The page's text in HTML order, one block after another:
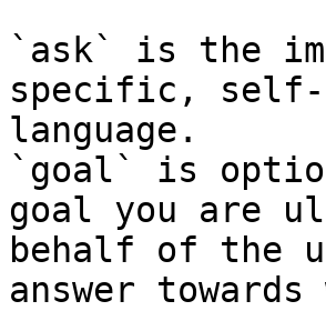
`ask` is the
specific, self-
language.
`goal` is
goal you are
behalf of the
answer